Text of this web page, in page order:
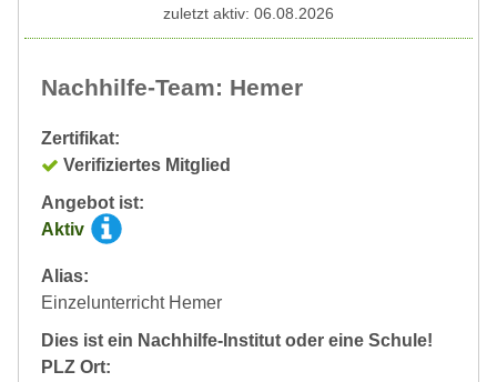
Nachhilfe-Team: Hemer
Zertifikat:
Verifiziertes Mitglied
Angebot ist:
Aktiv
Alias:
Einzelunterricht Hemer
Dies ist ein Nachhilfe-Institut oder eine Schule!
PLZ Ort:
zuletzt aktiv: 06.08.2026